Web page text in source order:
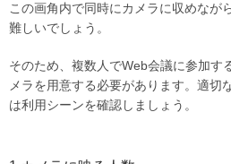
この画角内で同時にカメラに収めなが
難しいでしょう。
そのため、複数人でWeb会議に参加す
メラを用意する必要があります。適切
は利用シーンを確認しましょう。